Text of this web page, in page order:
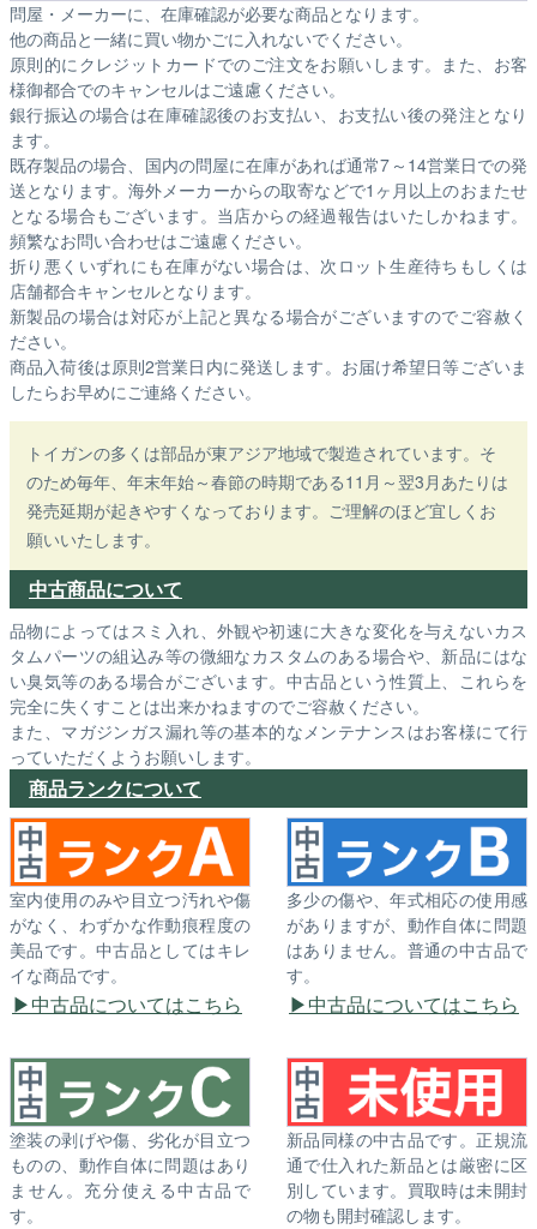
問屋・メーカーに、在庫確認が必要な商品となります。
他の商品と一緒に買い物かごに入れないでください。
原則的にクレジットカードでのご注文をお願いします。また、お客
様御都合でのキャンセルはご遠慮ください。
銀行振込の場合は在庫確認後のお支払い、お支払い後の発注となり
ます。
既存製品の場合、国内の問屋に在庫があれば通常7～14営業日での発
送となります。海外メーカーからの取寄などで1ヶ月以上のおまたせ
となる場合もございます。 当店からの経過報告はいたしかねます。
頻繁なお問い合わせはご遠慮ください。
折り悪くいずれにも在庫がない場合は、次ロット生産待ちもしくは
店舗都合キャンセルとなります。
新製品の場合は対応が上記と異なる場合がございますのでご容赦く
ださい。
商品入荷後は原則2営業日内に発送します。お届け希望日等ございま
したらお早めにご連絡ください。
トイガンの多くは部品が東アジア地域で製造されています。そ
のため毎年、年末年始～春節の時期である11月～翌3月あたりは
発売延期が起きやすくなっております。ご理解のほど宜しくお
願いいたします。
中古商品について
品物によってはスミ入れ、外観や初速に大きな変化を与えないカス
タムパーツの組込み等の微細なカスタムのある場合や、新品にはな
い臭気等のある場合がございます。中古品という性質上、これらを
完全に失くすことは出来かねますのでご容赦ください。
また、マガジンガス漏れ等の基本的なメンテナンスはお客様にて行
っていただくようお願いします。
商品ランクについて
室内使用のみや目立つ汚れや傷
がなく、わずかな作動痕程度の
美品です。中古品としてはキレ
イな商品です。
中古品についてはこちら
多少の傷や、年式相応の使用感
がありますが、動作自体に問題
はありません。普通の中古品で
す。
中古品についてはこちら
塗装の剥げや傷、劣化が目立つ
ものの、動作自体に問題はあり
ません。充分使える中古品で
す。
新品同様の中古品です。正規流
通で仕入れた新品とは厳密に区
別しています。買取時は未開封
の物も開封確認します。